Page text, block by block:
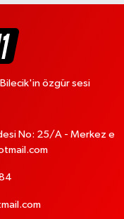
özgür sesi
No: 25/A - Merkez e